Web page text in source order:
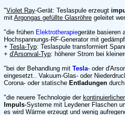
"Violet Ray-Gerät: Teslaspule erzeugt
mit Argongas gefüllte Glasröhre geleitet
"die frühen Elektrotherapiegeräte basieren
Hochspannungs-RF-Generator mit
+ Tesla-Typ: Teslaspule transformiert
+ d'Arsonval-Typ: höherer Strom bei
"bei der Behandlung mit Tesla- oder
eingesetzt.. Vakuum-Glas- oder
Corona- oder statische Entladungen
"die neuere Technologie der
Impuls-Systeme mit Leydener Flaschen
es wird Wärme erzeugt und wenig